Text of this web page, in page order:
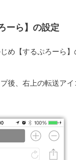
ーら】の設定
め【するぷろーら
後、右上の転送アイ